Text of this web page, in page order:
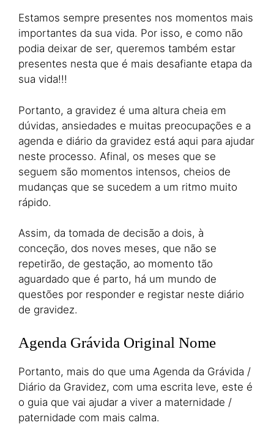
Estamos sempre presentes nos momentos mais
importantes da sua vida. Por isso, e como não
podia deixar de ser, queremos também estar
presentes nesta que é mais desafiante etapa da
sua vida!!!
Portanto, a gravidez é uma altura cheia em
dúvidas, ansiedades e muitas preocupações e a
agenda e diário da gravidez está aqui para ajudar
neste processo. Afinal, os meses que se
seguem são momentos intensos, cheios de
mudanças que se sucedem a um ritmo muito
rápido.
Assim, da tomada de decisão a dois, à
conceção, dos noves meses, que não se
repetirão, de gestação, ao momento tão
aguardado que é parto, há um mundo de
questões por responder e registar neste diário
de gravidez.
Agenda Grávida Original Nome
Portanto, mais do que uma Agenda da Grávida /
Diário da Gravidez, com uma escrita leve, este é
o guia que vai ajudar a viver a maternidade /
paternidade com mais calma.